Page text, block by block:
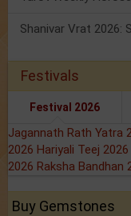
Festivals
Festival 2026
Jagannath Rath Yatra
2026 Hariyali Teej 2026
2026 Raksha Bandhan
Buy Gemstones